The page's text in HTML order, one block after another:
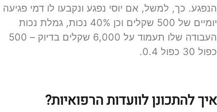
הנפגע. כך, למשל, אם יוסי נפגע ונקבעו לו דמי פגיעה
יומיים של 500 שקלים וכן 40% נכות, גמלת נכות
העבודה שלו תעמוד על 6,000 שקלים בדיוק – 500
כפול 30 כפול 0.4.
איך להתכונן לוועדות הרפואיות?